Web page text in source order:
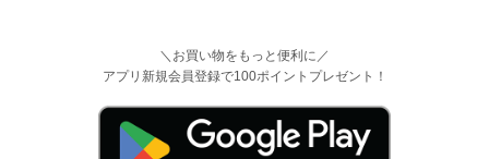
＼お買い物をもっと便利に／
アプリ新規会員登録で100ポイントプレゼント！